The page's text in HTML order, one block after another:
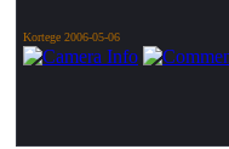
Kortege 2006-05-06